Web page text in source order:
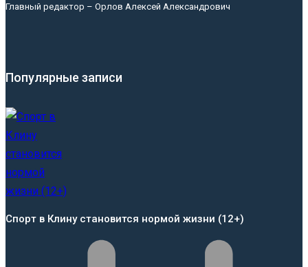
Главный редактор – Орлов Алексей Александрович
Популярные записи
Спорт в Клину становится нормой жизни (12+)